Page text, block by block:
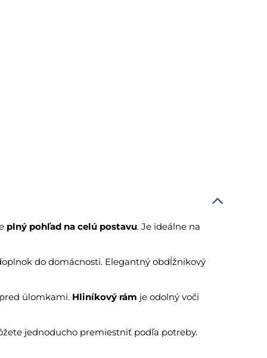
plný pohľad na celú postavu. Je ideálne na
do domácnosti. Elegantný obdĺžnikový
úlomkami. Hliníkový rám je odolný voči
jednoducho premiestniť podľa potreby.